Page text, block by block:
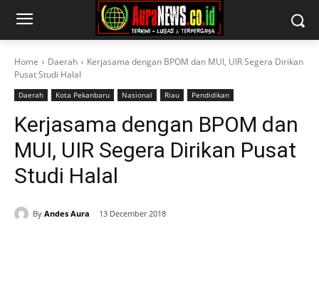
Home Daerah
Kerjasama dengan BPOM dan MUI, UIR Segera Dirikan
Pusat Studi Halal
Daerah Kota Pekanbaru Nasional Riau Pendidikan
Kerjasama dengan BPOM dan
MUI, UIR Segera Dirikan Pusat
Studi Halal
By Andes Aura 13 December 2018